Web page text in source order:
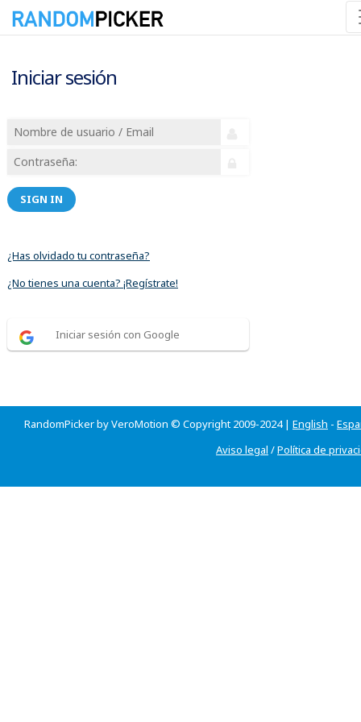
Iniciar sesión
SIGN IN
¿Has olvidado tu contraseña?
¿No tienes una cuenta? ¡Regístrate!
Iniciar sesión con Google
RandomPicker by VeroMotion © Copyright 2009-2024 | English -
Aviso legal /Política de